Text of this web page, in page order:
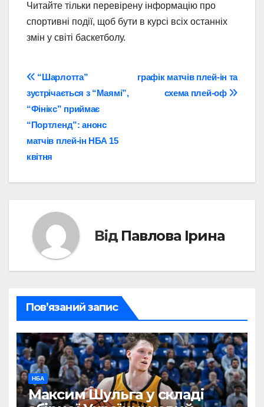
Читайте тільки перевірену інформацію про
спортивні події, щоб бути в курсі всіх останніх
змін у світі баскетболу.
Навігація
записів
графік матчів плей-ін та
схема плей-оф
“Шарлотта”
зустрічається з “Маямі”,
“Фінікс” приймає
“Портленд”: анонс
матчів плей-ін НБА 15
квітня
Від Павлова Ірина
Пов’язаний запис
НБА
Максим Шульга у складі